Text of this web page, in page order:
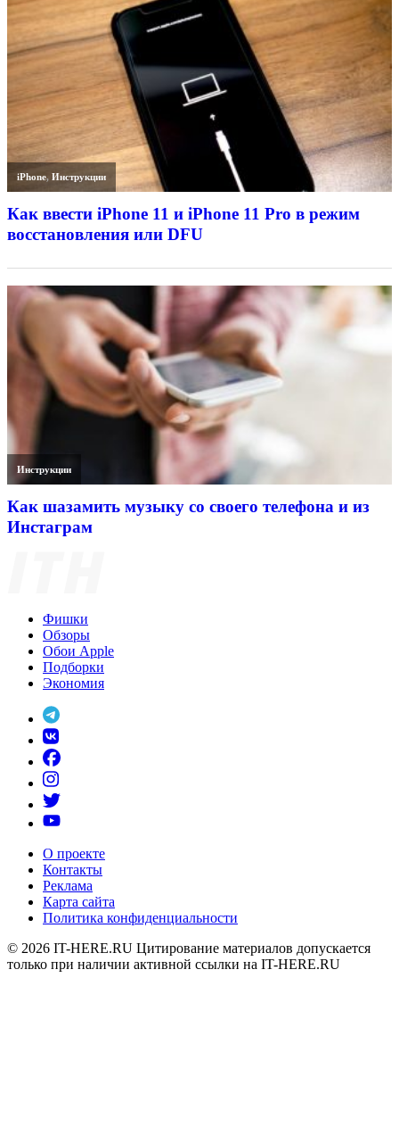
iPhone,Инструкции
Как ввести iPhone 11 и iPhone 11 Pro в режим
восстановления или DFU
Инструкции
Как шазамить музыку со своего телефона и из
Инстаграм
Фишки
Обзоры
Обои Apple
Подборки
Экономия
О проекте
Контакты
Реклама
Карта сайта
Политика конфиденциальности
© 2026 IT-HERE.RU Цитирование материалов допускается
только при наличии активной ссылки на IT-HERE.RU